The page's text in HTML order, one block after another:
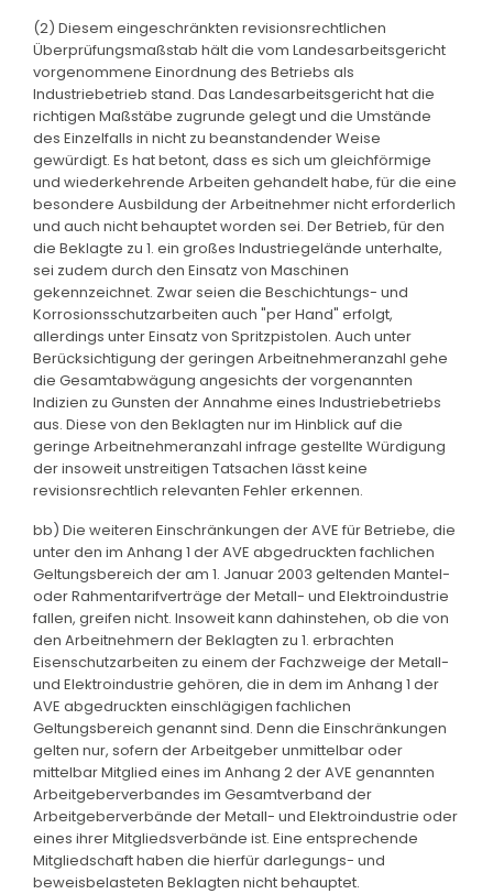
(2) Diesem eingeschränkten revisionsrechtlichen
Überprüfungsmaßstab hält die vom Landesarbeitsgericht
vorgenommene Einordnung des Betriebs als
Industriebetrieb stand. Das Landesarbeitsgericht hat die
richtigen Maßstäbe zugrunde gelegt und die Umstände
des Einzelfalls in nicht zu beanstandender Weise
gewürdigt. Es hat betont, dass es sich um gleichförmige
und wiederkehrende Arbeiten gehandelt habe, für die eine
besondere Ausbildung der Arbeitnehmer nicht erforderlich
und auch nicht behauptet worden sei. Der Betrieb, für den
die Beklagte zu 1. ein großes Industriegelände unterhalte,
sei zudem durch den Einsatz von Maschinen
gekennzeichnet. Zwar seien die Beschichtungs- und
Korrosionsschutzarbeiten auch "per Hand" erfolgt,
allerdings unter Einsatz von Spritzpistolen. Auch unter
Berücksichtigung der geringen Arbeitnehmeranzahl gehe
die Gesamtabwägung angesichts der vorgenannten
Indizien zu Gunsten der Annahme eines Industriebetriebs
aus. Diese von den Beklagten nur im Hinblick auf die
geringe Arbeitnehmeranzahl infrage gestellte Würdigung
der insoweit unstreitigen Tatsachen lässt keine
revisionsrechtlich relevanten Fehler erkennen.
bb) Die weiteren Einschränkungen der AVE für Betriebe, die
unter den im Anhang 1 der AVE abgedruckten fachlichen
Geltungsbereich der am 1. Januar 2003 geltenden Mantel-
oder Rahmentarifverträge der Metall- und Elektroindustrie
fallen, greifen nicht. Insoweit kann dahinstehen, ob die von
den Arbeitnehmern der Beklagten zu 1. erbrachten
Eisenschutzarbeiten zu einem der Fachzweige der Metall-
und Elektroindustrie gehören, die in dem im Anhang 1 der
AVE abgedruckten einschlägigen fachlichen
Geltungsbereich genannt sind. Denn die Einschränkungen
gelten nur, sofern der Arbeitgeber unmittelbar oder
mittelbar Mitglied eines im Anhang 2 der AVE genannten
Arbeitgeberverbandes im Gesamtverband der
Arbeitgeberverbände der Metall- und Elektroindustrie oder
eines ihrer Mitgliedsverbände ist. Eine entsprechende
Mitgliedschaft haben die hierfür darlegungs- und
beweisbelasteten Beklagten nicht behauptet.